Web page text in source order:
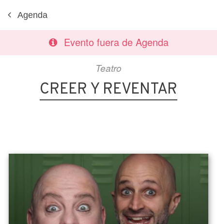
Agenda
Evento fuera de Agenda
Teatro
CREER Y REVENTAR